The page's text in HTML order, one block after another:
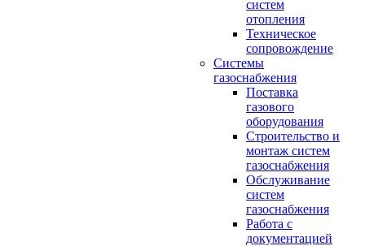
систем
отопления
Техническое
сопровождение
Системы
газоснабжения
Поставка
газового
оборудования
Строительство и
монтаж систем
газоснабжения
Обслуживание
систем
газоснабжения
Работа с
документацией